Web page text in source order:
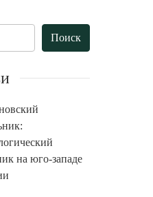
на юго-западе